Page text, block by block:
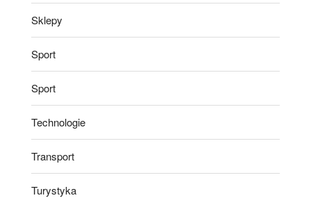
Sklepy
Sport
Sport
Technologie
Transport
Turystyka